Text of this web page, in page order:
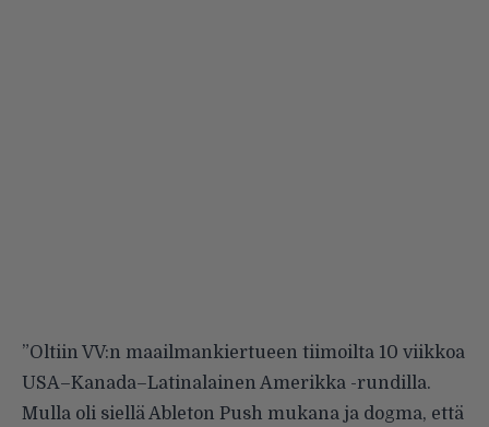
”Oltiin VV:n maailmankiertueen tiimoilta 10 viikkoa
USA–Kanada–Latinalainen Amerikka -rundilla.
Mulla oli siellä Ableton Push mukana ja dogma, että